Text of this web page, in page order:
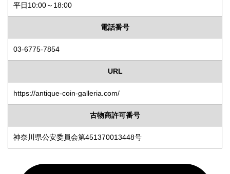
平日10:00～18:00
電話番号
03-6775-7854
URL
https://antique-coin-galleria.com/
古物商許可番号
神奈川県公安委員会第451370013448号